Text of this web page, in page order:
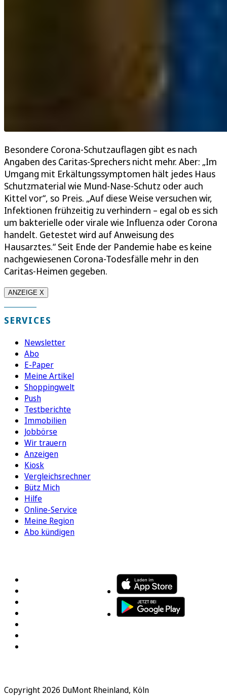
Besondere Corona-Schutzauflagen gibt es nach
Angaben des Caritas-Sprechers nicht mehr. Aber: „Im
Umgang mit Erkältungssymptomen hält jedes Haus
Schutzmaterial wie Mund-Nase-Schutz oder auch
Kittel vor“, so Preis. „Auf diese Weise versuchen wir,
Infektionen frühzeitig zu verhindern – egal ob es sich
um bakterielle oder virale wie Influenza oder Corona
handelt. Getestet wird auf Anweisung des
Hausarztes.“ Seit Ende der Pandemie habe es keine
nachgewiesenen Corona-Todesfälle mehr in den
Caritas-Heimen gegeben.
ANZEIGE X
SERVICES
Newsletter
Abo
E-Paper
Meine Artikel
Shoppingwelt
Push
Testberichte
Immobilien
Jobbörse
Wir trauern
Anzeigen
Kiosk
Vergleichsrechner
Bütz Mich
Hilfe
Online-Service
Meine Region
Abo kündigen
Copyright 2026 DuMont Rheinland, Köln